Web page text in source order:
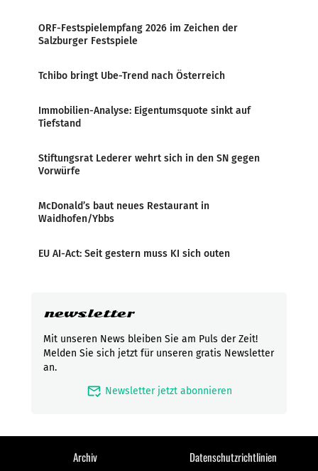
ORF-Festspielempfang 2026 im Zeichen der
Salzburger Festspiele
Tchibo bringt Ube-Trend nach Österreich
Immobilien-Analyse: Eigentumsquote sinkt auf
Tiefstand
Stiftungsrat Lederer wehrt sich in den SN gegen
Vorwürfe
McDonald’s baut neues Restaurant in
Waidhofen/Ybbs
EU AI-Act: Seit gestern muss KI sich outen
newsletter
Mit unseren News bleiben Sie am Puls der Zeit!
Melden Sie sich jetzt für unseren gratis Newsletter
an.
mark_email_read Newsletter jetzt abonnieren
Archiv
Datenschutzrichtlinien